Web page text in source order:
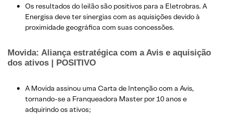
Os resultados do leilão são positivos para a Eletrobras. A
Energisa deve ter sinergias com as aquisições devido à
proximidade geográfica com suas concessões.
Movida: Aliança estratégica com a Avis e aquisição
dos ativos | POSITIVO
A Movida assinou uma Carta de Intenção com a Avis,
tornando-se a Franqueadora Master por 10 anos e
adquirindo os ativos;